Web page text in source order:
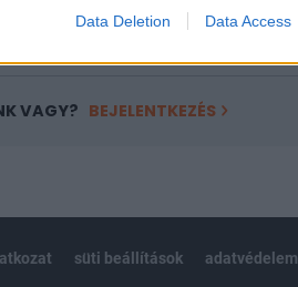
Data Deletion Data Access
Előfizetés
VAGY? BEJELENTKEZÉS
süti beállítások adatvédelem